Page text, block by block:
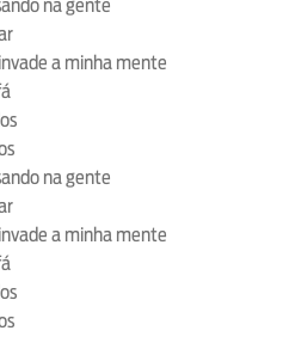
na gente
a minha mente
na gente
a minha mente